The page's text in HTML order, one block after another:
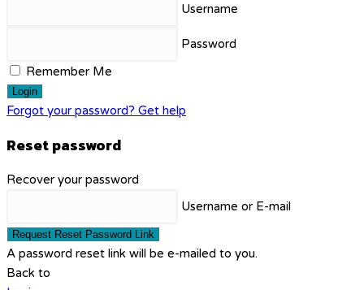
Username
Password
Remember Me
Login
Forgot your password? Get help
Reset password
Recover your password
Username or E-mail
Request Reset Password Link
A password reset link will be e-mailed to you.
Back to